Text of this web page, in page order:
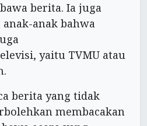
berita. Ia juga
anak bahwa
yaitu TVMU atau
berita yang tidak
membacakan